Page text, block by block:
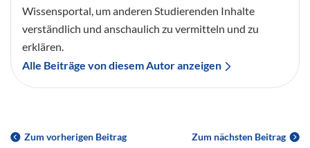
Wissensportal, um anderen Studierenden Inhalte
verständlich und anschaulich zu vermitteln und zu
erklären.
Alle Beiträge von diesem Autor anzeigen
Zum vorherigen Beitrag Zum nächsten Beitrag